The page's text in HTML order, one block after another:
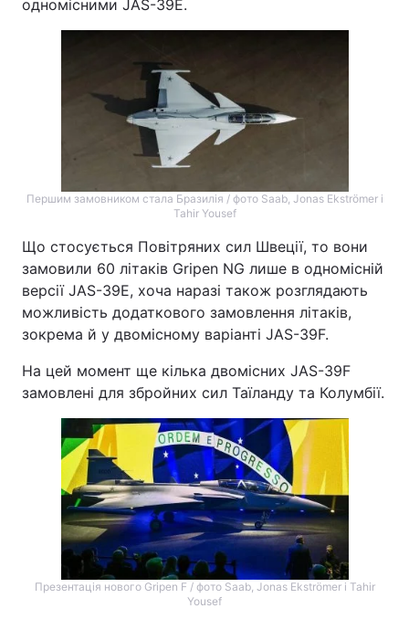
одномісними JAS-39E.
Першим замовником стала Бразилія / фото Saab, Jonas Ekströmer і
Tahir Yousef
Що стосується Повітряних сил Швеції, то вони
замовили 60 літаків Gripen NG лише в одномісній
версії JAS-39E, хоча наразі також розглядають
можливість додаткового замовлення літаків,
зокрема й у двомісному варіанті JAS-39F.
На цей момент ще кілька двомісних JAS-39F
замовлені для збройних сил Таїланду та Колумбії.
Презентація нового Gripen F / фото Saab, Jonas Ekströmer і Tahir
Yousef